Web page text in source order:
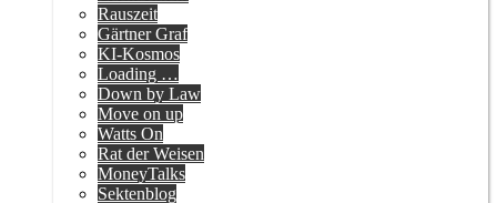
Rauszeit
Gärtner Graf
KI-Kosmos
Loading …
Down by Law
Move on up
Watts On
Rat der Weisen
MoneyTalks
Sektenblog